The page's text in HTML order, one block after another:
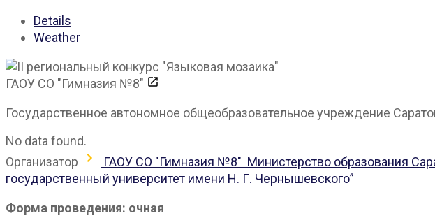
Details
Weather
ГАОУ СО "Гимназия №8"
Государственное автономное общеобразовательное учреждение
No data found.
Организатор
ГАОУ СО "Гимназия №8" Министерство образования
государственный университет имени Н. Г. Чернышевского”
Форма проведения: очная